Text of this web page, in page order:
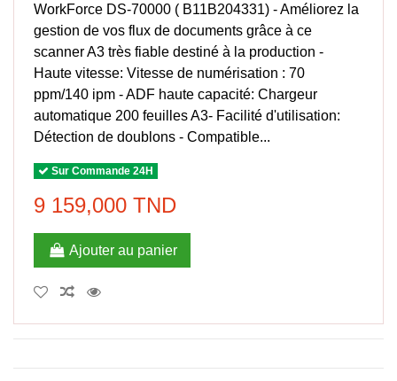
WorkForce DS-70000 ( B11B204331) - Améliorez la
gestion de vos flux de documents grâce à ce
scanner A3 très fiable destiné à la production -
Haute vitesse: Vitesse de numérisation : 70
ppm/140 ipm - ADF haute capacité: Chargeur
automatique 200 feuilles A3- Facilité d'utilisation:
Détection de doublons - Compatible...
Sur Commande 24H
9 159,000 TND
Ajouter au panier